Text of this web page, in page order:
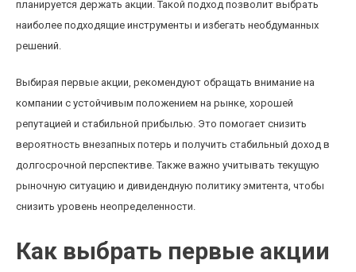
планируется держать акции. Такой подход позволит выбрать
наиболее подходящие инструменты и избегать необдуманных
решений.
Выбирая первые акции, рекомендуют обращать внимание на
компании с устойчивым положением на рынке, хорошей
репутацией и стабильной прибылью. Это помогает снизить
вероятность внезапных потерь и получить стабильный доход в
долгосрочной перспективе. Также важно учитывать текущую
рыночную ситуацию и дивидендную политику эмитента, чтобы
снизить уровень неопределенности.
Как выбрать первые акции